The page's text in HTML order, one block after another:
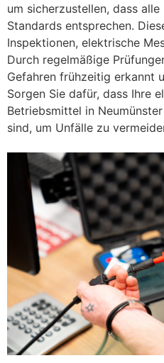
um sicherzustellen, dass
Standards entsprechen.
Inspektionen, elektrische
Durch regelmäßige
Gefahren frühzeitig erkannt
Sorgen Sie dafür, dass Ihre
Betriebsmittel in
sind, um Unfälle zu